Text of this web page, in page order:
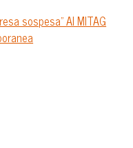
sospesa” Al MITAG